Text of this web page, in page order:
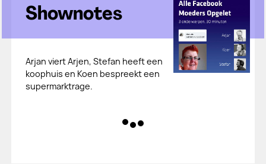
Shownotes
Arjan viert Arjen, Stefan heeft een
koophuis en Koen bespreekt een
supermarktrage.